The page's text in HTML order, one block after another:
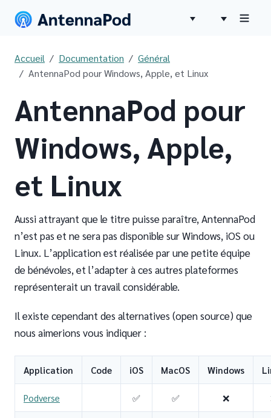
Accueil Documentation
Général
AntennaPod pour Windows, Apple, et Linux
AntennaPod pour
Windows, Apple,
et Linux
Aussi attrayant que le titre puisse paraître, AntennaPod
n’est pas et ne sera pas disponible sur Windows, iOS ou
Linux. L’application est réalisée par une petite équipe
de bénévoles, et l’adapter à ces autres plateformes
représenterait un travail considérable.
Il existe cependant des alternatives (open source) que
nous aimerions vous indiquer :
Application Code iOS MacOS Windows
Podverse ✅ ✅ ❌